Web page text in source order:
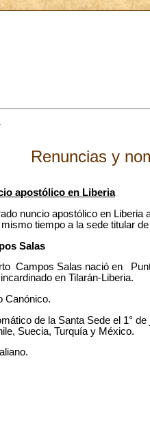
Renuncias y
apostólico en Liberia
nuncio apostólico en
tiempo a la sede titular
Salas
Campos Salas nació en
en Tilarán-Liberia.
Canónico.
de la Santa Sede el 1°
Suecia, Turquía y México.